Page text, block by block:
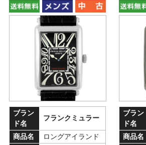
ブラン
ド名
フランクミュラー
商品名
ロングアイランド
ブラン
ド名
商品名